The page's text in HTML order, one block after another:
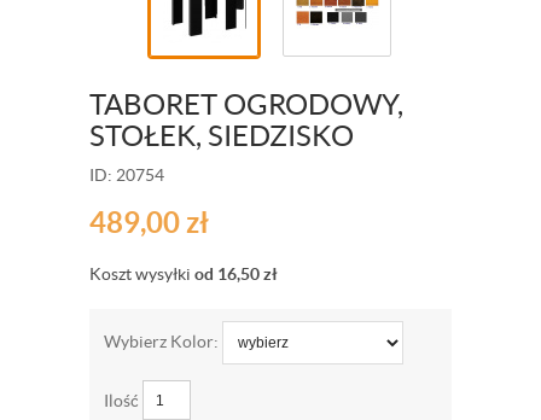
TABORET OGRODOWY,
STOŁEK, SIEDZISKO
ID: 20754
489,00zł
Koszt wysyłki od 16,50zł
Wybierz Kolor:
Ilość